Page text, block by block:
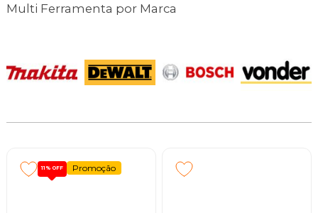
Multi Ferramenta por Marca
11% OFF Promoção